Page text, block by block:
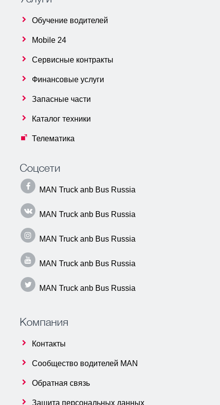
Обучение водителей
Mobile 24
Сервисные контракты
Финансовые услуги
Запасные части
Каталог техники
Телематика
Соцсети
MAN Truck anb Bus Russia
MAN Truck anb Bus Russia
MAN Truck anb Bus Russia
MAN Truck anb Bus Russia
MAN Truck anb Bus Russia
Компания
Контакты
Сообщество водителей MAN
Обратная связь
Защита персональных данных